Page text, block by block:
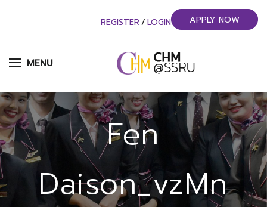
MENU
REGISTER / LOGIN APPLY NOW
Fen
Daison_vzMn